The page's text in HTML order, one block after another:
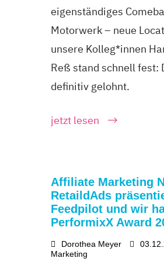
eigenständiges
Motorwerk – neue
unsere Kolleg*innen
Reß stand schnell fest:
definitiv gelohnt.
jetzt lesen
Affiliate Marketing
RetaildAds
Feedpilot und wir
PerformixX Award
Dorothea Meyer
Marketing